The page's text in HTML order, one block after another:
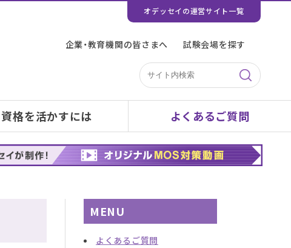
オデッセイの運営サイト一覧
企業・教育機関の皆さまへ 試験会場を探す
資格を活かすには よくあるご質問
MENU
よくあるご質問